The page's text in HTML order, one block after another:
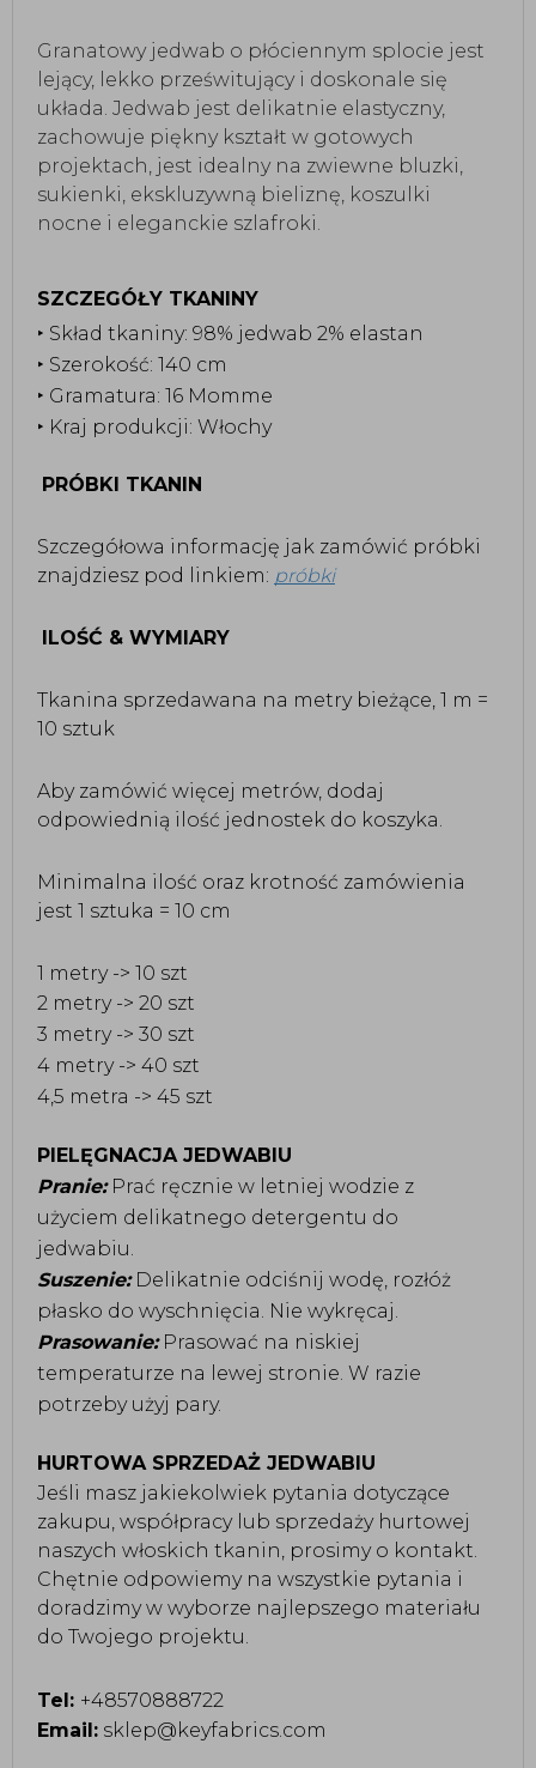
Granatowy jedwab o płóciennym splocie jest
lejący, lekko prześwitujący i doskonale się
układa. Jedwab jest delikatnie elastyczny,
zachowuje piękny kształt w gotowych
projektach, jest idealny na zwiewne bluzki,
sukienki, ekskluzywną bieliznę, koszulki
nocne i eleganckie szlafroki.
SZCZEGÓŁY TKANINY
‣ Skład tkaniny: 98% jedwab 2% elastan
‣ Szerokość: 140 cm
‣ Gramatura: 16 Momme
‣ Kraj produkcji: Włochy
PRÓBKI TKANIN
Szczegółowa informację jak zamówić próbki
znajdziesz pod linkiem: próbki
ILOŚĆ & WYMIARY
Tkanina sprzedawana na metry bieżące, 1 m =
10 sztuk
Aby zamówić więcej metrów, dodaj
odpowiednią ilość jednostek do koszyka.
Minimalna ilość oraz krotność zamówienia
jest 1 sztuka = 10 cm
1 metry -> 10 szt
2 metry -> 20 szt
3 metry -> 30 szt
4 metry -> 40 szt
4,5 metra -> 45 szt
PIELĘGNACJA JEDWABIU
Pranie:Prać ręcznie w letniej wodzie z
użyciem delikatnego detergentu do
jedwabiu.
Suszenie:Delikatnie odciśnij wodę, rozłóż
płasko do wyschnięcia. Nie wykręcaj.
Prasowanie:Prasować na niskiej
temperaturze na lewej stronie. W razie
potrzeby użyj pary.
HURTOWA SPRZEDAŻ JEDWABIU
Jeśli masz jakiekolwiek pytania dotyczące
zakupu, współpracy lub sprzedaży hurtowej
naszych włoskich tkanin, prosimy o kontakt.
Chętnie odpowiemy na wszystkie pytania i
doradzimy w wyborze najlepszego materiału
do Twojego projektu.
Tel: +48570888722
Email: sklep@keyfabrics.com